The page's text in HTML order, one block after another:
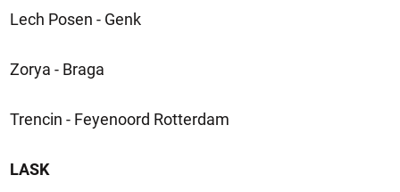
Lech Posen - Genk
Zorya - Braga
Trencin - Feyenoord Rotterdam
LASK